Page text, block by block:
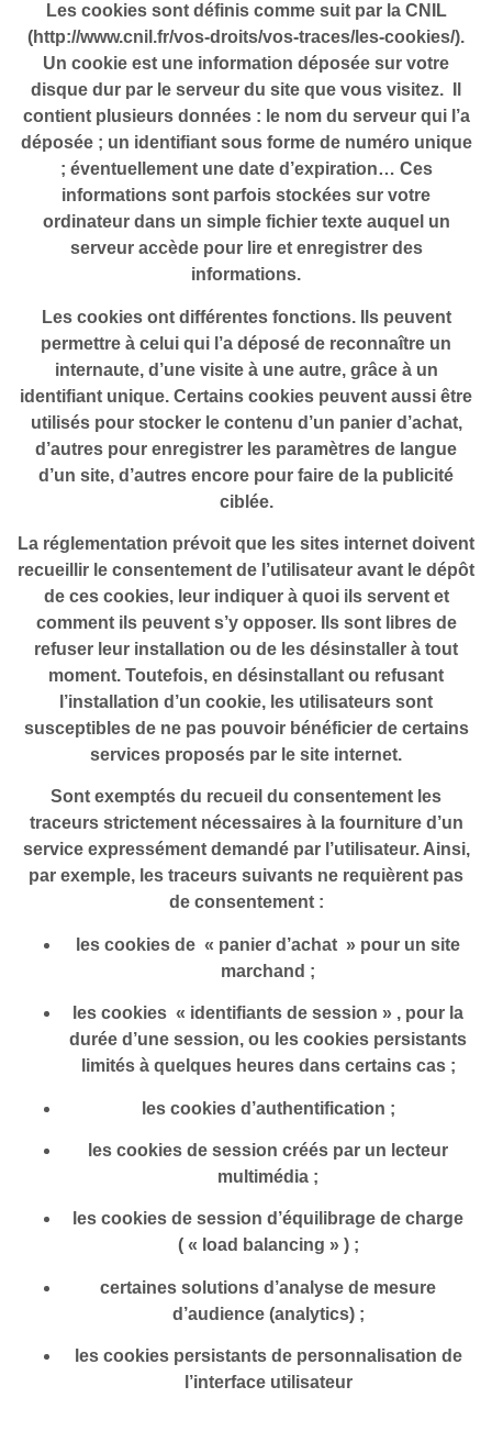
Les cookies sont définis comme suit par la CNIL
(http://www.cnil.fr/vos-droits/vos-traces/les-cookies/).
Un cookie est une information déposée sur votre
disque dur par le serveur du site que vous visitez. Il
contient plusieurs données : le nom du serveur qui l’a
déposée ; un identifiant sous forme de numéro unique
; éventuellement une date d’expiration… Ces
informations sont parfois stockées sur votre
ordinateur dans un simple fichier texte auquel un
serveur accède pour lire et enregistrer des
informations.
Les cookies ont différentes fonctions. Ils peuvent
permettre à celui qui l’a déposé de reconnaître un
internaute, d’une visite à une autre, grâce à un
identifiant unique. Certains cookies peuvent aussi être
utilisés pour stocker le contenu d’un panier d’achat,
d’autres pour enregistrer les paramètres de langue
d’un site, d’autres encore pour faire de la publicité
ciblée.
La réglementation prévoit que les sites internet doivent
recueillir le consentement de l’utilisateur avant le dépôt
de ces cookies, leur indiquer à quoi ils servent et
comment ils peuvent s’y opposer. Ils sont libres de
refuser leur installation ou de les désinstaller à tout
moment. Toutefois, en désinstallant ou refusant
l’installation d’un cookie, les utilisateurs sont
susceptibles de ne pas pouvoir bénéficier de certains
services proposés par le site internet.
Sont exemptés du recueil du consentement les
traceurs strictement nécessaires à la fourniture d’un
service expressément demandé par l’utilisateur. Ainsi,
par exemple, les traceurs suivants ne requièrent pas
de consentement :
les cookies de « panier d’achat » pour un site
marchand ;
les cookies « identifiants de session » , pour la
durée d’une session, ou les cookies persistants
limités à quelques heures dans certains cas ;
les cookies d’authentification ;
les cookies de session créés par un lecteur
multimédia ;
les cookies de session d’équilibrage de charge
( « load balancing » ) ;
certaines solutions d’analyse de mesure
d’audience (analytics) ;
les cookies persistants de personnalisation de
l’interface utilisateur